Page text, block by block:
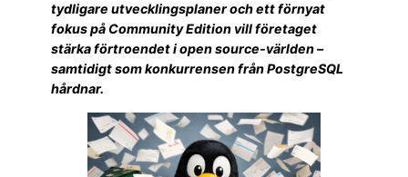
tydligare utvecklingsplaner och ett förnyat
fokus på Community Edition vill företaget
stärka förtroendet i open source-världen –
samtidigt som konkurrensen från PostgreSQL
hårdnar.